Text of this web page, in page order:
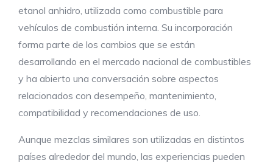
etanol anhidro, utilizada como combustible para
vehículos de combustión interna. Su incorporación
forma parte de los cambios que se están
desarrollando en el mercado nacional de combustibles
y ha abierto una conversación sobre aspectos
relacionados con desempeño, mantenimiento,
compatibilidad y recomendaciones de uso.
Aunque mezclas similares son utilizadas en distintos
países alrededor del mundo, las experiencias pueden